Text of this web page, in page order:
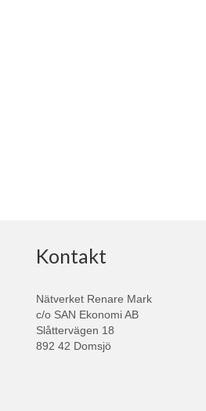
Kontakt
Nätverket Renare Mark
c/o SAN Ekonomi AB
Slåttervägen 18
892 42 Domsjö